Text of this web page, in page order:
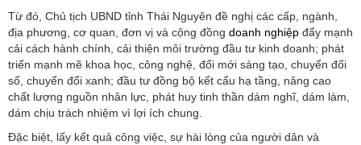
Từ đó, Chủ tịch UBND tỉnh Thái Nguyên đề nghị các cấp, ngành,
địa phương, cơ quan, đơn vị và cộng đồng doanh nghiệp đẩy mạnh
cải cách hành chính, cải thiện môi trường đầu tư kinh doanh; phát
triển mạnh mẽ khoa học, công nghệ, đổi mới sáng tạo, chuyển đổi
số, chuyển đổi xanh; đầu tư đồng bộ kết cấu hạ tầng, nâng cao
chất lượng nguồn nhân lực, phát huy tinh thần dám nghĩ, dám làm,
dám chịu trách nhiệm vì lợi ích chung.
Đặc biệt, lấy kết quả công việc, sự hài lòng của người dân và